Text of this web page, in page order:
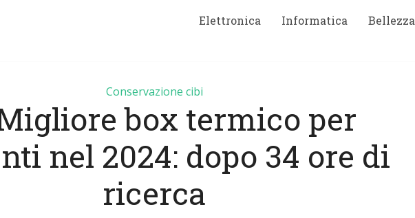
Elettronica Informatica Bellezza
Conservazione cibi
box termico per
nel 2024: dopo 34 ore di
ricerca